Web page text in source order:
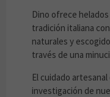
Dino ofrece
tradición italiana
naturales y
través de una
El cuidado
investigación de